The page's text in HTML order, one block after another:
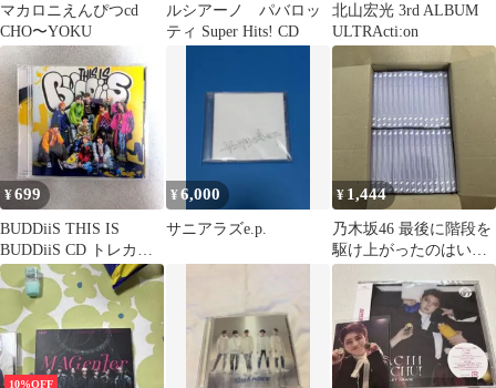
マカロニえんぴつcd
CHO〜YOKU
ルシアーノ パバロッ
ティ Super Hits! CD
北山宏光 3rd ALBUM
ULTRActi:on
¥699
BUDDiiS THIS IS
BUDDiiS CD トレカ付
き
¥6,000
サニアラズe.p.
¥ 1,444
乃木坂46 最後に階段を
駆け上がったのはいつ
だ？CD 通常版 まとめ
10%OFF